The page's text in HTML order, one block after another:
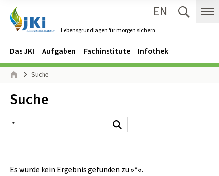
Lebensgrundlagen für morgen sichern
EN
Navigation
Hauptmenü
Das JKI Aufgaben Fachinstitute Infothek
Seitenpfad
Suche
Inhalt:
Suche
Suchergebnis
Es wurde kein Ergebnis gefunden zu »*«.